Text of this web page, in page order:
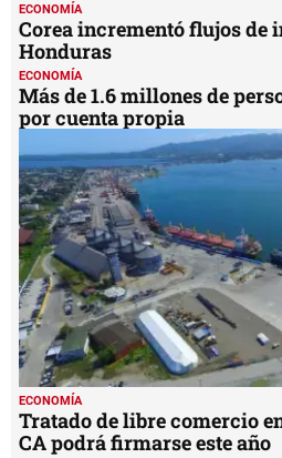
ECONOMÍA
Corea incrementó flujos de
Honduras
ECONOMÍA
Más de 1.6 millones de
por cuenta propia
ECONOMÍA
Tratado de libre comercio
CA podrá firmarse este año